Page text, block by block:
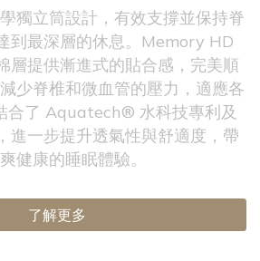
獨立筒設計，有效支撐並保持脊
到最深層的休息。Memory HD
層提供漸進式的貼合感，完美順
少脊椎和微血管的壓力，適應各
合了 Aquatech® 水科技專利及
進一步提升透氣性與舒適度，帶
健康的睡眠體驗。
了解更多